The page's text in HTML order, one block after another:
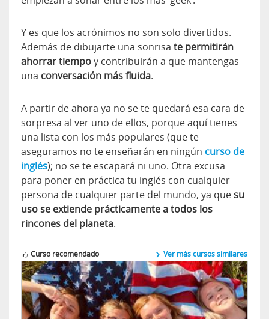
Y es que los acrónimos no son solo divertidos.
Además de dibujarte una sonrisa te permitirán
ahorrar tiempoy contribuirán a que mantengas
una conversación más fluida.
A partir de ahora ya no se te quedará esa cara de
sorpresa al ver uno de ellos, porque aquí tienes
una lista con los más populares (que te
aseguramos no te enseñarán en ningún curso de
inglés); no se te escapará ni uno. Otra excusa
para poner en práctica tu inglés con cualquier
persona de cualquier parte del mundo, ya quesu
uso se extiende prácticamente a todos los
rincones del planeta.
Curso recomendado Ver más cursos similares